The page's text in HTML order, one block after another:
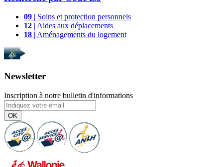
09 | Soins et protection personnels
12 | Aides aux déplacements
18 | Aménagements du logement
Newsletter
Inscription à notre bulletin d'informations
OK